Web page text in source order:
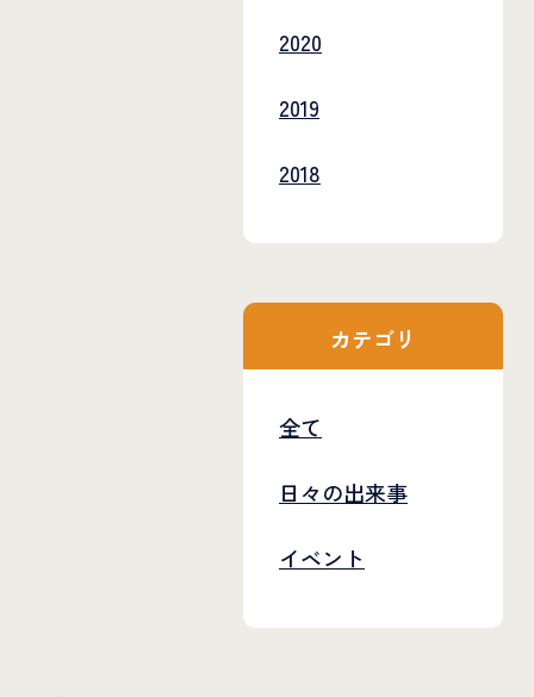
2020
2019
2018
カテゴリ
全て
日々の出来事
イベント